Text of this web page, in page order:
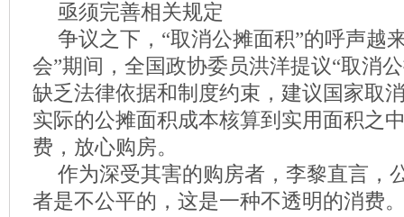
亟须完善相关规定
争议之下，“取消公摊面积”的呼声越
会”期间，全国政协委员洪洋提议“取消
缺乏法律依据和制度约束，建议国家取
实际的公摊面积成本核算到实用面积之
费，放心购房。
作为深受其害的购房者，李黎直言，
者是不公平的，这是一种不透明的消费